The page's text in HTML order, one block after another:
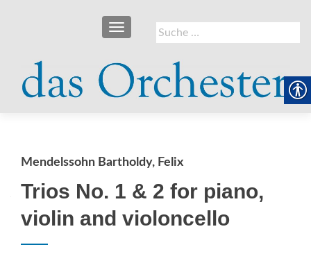
Suche
nach:
SCHALTE NAVIGATION
Mendelssohn Bartholdy, Felix
Trios No. 1 & 2 for piano,
violin and violoncello